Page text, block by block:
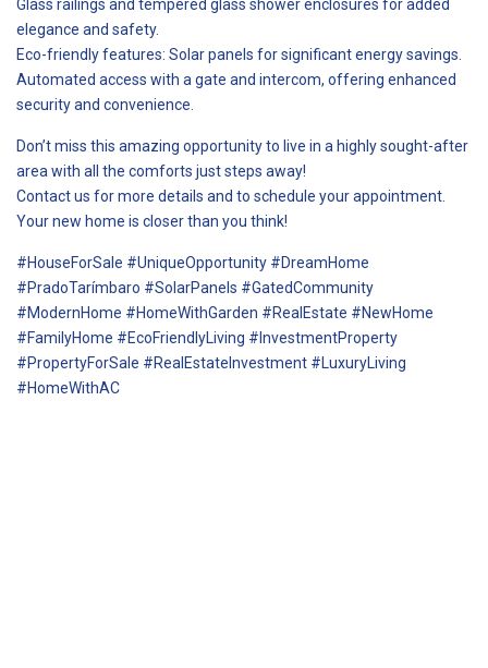
Glass railings and tempered glass shower enclosures for added
elegance and safety.
Eco-friendly features: Solar panels for significant energy savings.
Automated access with a gate and intercom, offering enhanced
security and convenience.
Don’t miss this amazing opportunity to live in a highly sought-after
area with all the comforts just steps away!
Contact us for more details and to schedule your appointment.
Your new home is closer than you think!
#HouseForSale #UniqueOpportunity #DreamHome
#PradoTarímbaro #SolarPanels #GatedCommunity
#ModernHome #HomeWithGarden #RealEstate #NewHome
#FamilyHome #EcoFriendlyLiving #InvestmentProperty
#PropertyForSale #RealEstateInvestment #LuxuryLiving
#HomeWithAC